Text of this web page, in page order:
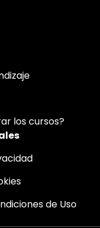
los cursos?
de Uso